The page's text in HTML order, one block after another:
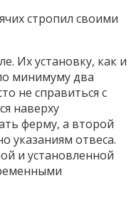
Их установку, как и
минимуму два
не справиться с
наверху
ферму, а второй
указаниям отвеса.
и установленной